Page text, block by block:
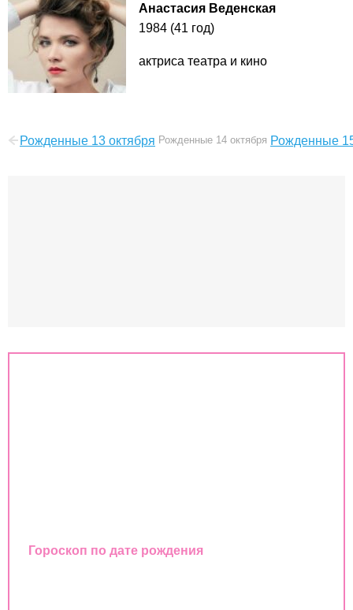
Анастасия Веденская
1984 (41 год)
актриса театра и кино
Рожденные 13 октября Рожденные 14 октября Рожденные
Гороскоп по дате рождения